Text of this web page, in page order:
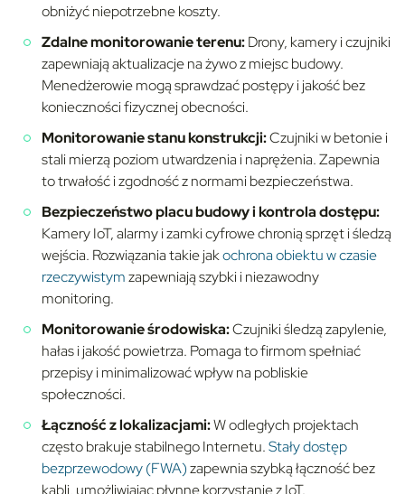
obniżyć niepotrzebne koszty.
Zdalne monitorowanie terenu:Drony, kamery i czujniki
zapewniają aktualizacje na żywo z miejsc budowy.
Menedżerowie mogą sprawdzać postępy i jakość bez
konieczności fizycznej obecności.
Monitorowanie stanu konstrukcji:Czujniki w betonie i
stali mierzą poziom utwardzenia i naprężenia. Zapewnia
to trwałość i zgodność z normami bezpieczeństwa.
Bezpieczeństwo placu budowy i kontrola dostępu:
Kamery IoT, alarmy i zamki cyfrowe chronią sprzęt i śledzą
wejścia. Rozwiązania takie jakochrona obiektu w czasie
rzeczywistymzapewniają szybki i niezawodny
monitoring.
Monitorowanie środowiska:Czujniki śledzą zapylenie,
hałas i jakość powietrza. Pomaga to firmom spełniać
przepisy i minimalizować wpływ na pobliskie
społeczności.
Łączność z lokalizacjami:W odległych projektach
często brakuje stabilnego Internetu.Stały dostęp
bezprzewodowy (FWA)zapewnia szybką łączność bez
kabli, umożliwiając płynne korzystanie z IoT.